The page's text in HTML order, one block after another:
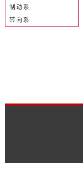
制动系
转向系